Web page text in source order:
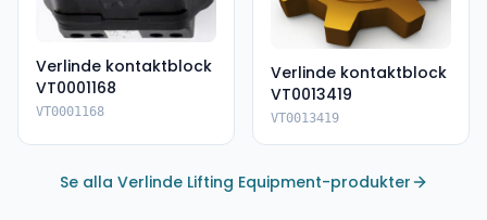
Verlinde kontaktblock
VT0001168
VT0001168
Verlinde kontaktblock
VT0013419
VT0013419
Se alla Verlinde Lifting Equipment-produkter